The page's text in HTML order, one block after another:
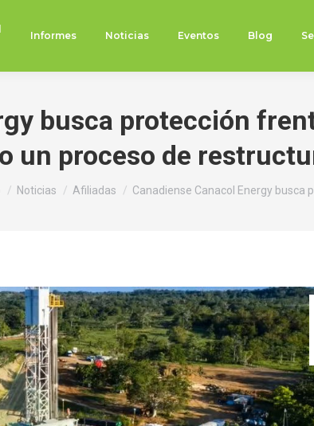
Informes Noticias Eventos Blog
busca protección
un proceso de
aquí:
Noticias Afiliadas Canadiense Canacol Energy busca